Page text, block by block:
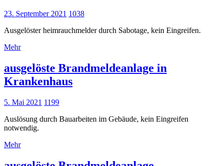
23. September 2021 1038
Ausgelöster heimrauchmelder durch Sabotage, kein Eingreifen.
Mehr
ausgelöste Brandmeldeanlage in
Krankenhaus
5. Mai 2021 1199
Auslösung durch Bauarbeiten im Gebäude, kein Eingreifen
notwendig.
Mehr